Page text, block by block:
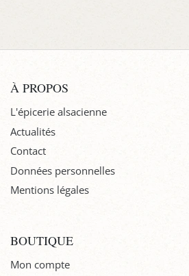
À PROPOS
L'épicerie alsacienne
Actualités
Contact
Données personnelles
Mentions légales
BOUTIQUE
Mon compte